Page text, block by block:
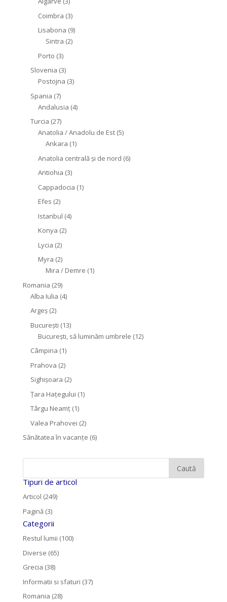
Coimbra (3)
Lisabona (9)
Sintra (2)
Porto (3)
Slovenia (3)
Postojna (3)
Spania (7)
Andalusia (4)
Turcia (27)
Anatolia / Anadolu de Est(5)
Ankara (1)
Anatolia centrală și de nord (6)
Antiohia (3)
Cappadocia (1)
Efes (2)
Istanbul (4)
Konya (2)
Lycia (2)
Myra (2)
Mira / Demre (1)
Romania (29)
Alba Iulia (4)
Argeș(2)
București (13)
București, să luminăm umbrele (12)
Câmpina (1)
Prahova (2)
Sighişoara (2)
Țara Hațegului (1)
Târgu Neamţ(1)
Valea Prahovei (2)
Sănătatea în vacanțe (6)
Tipuri de articol
Articol (249)
Pagină (3)
Categorii
Restul lumii (100)
Diverse (65)
Grecia (38)
Informatii si sfaturi (37)
Romania (28)